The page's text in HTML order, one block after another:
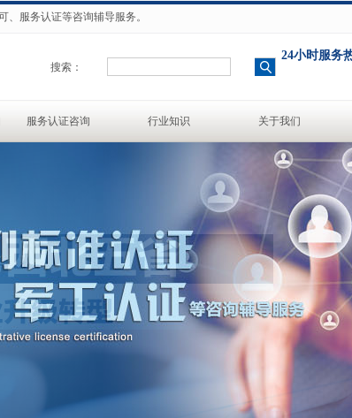
服务认证等咨询辅导服务。
搜索：
24小时服务
服务认证咨询 行业知识 关于我们